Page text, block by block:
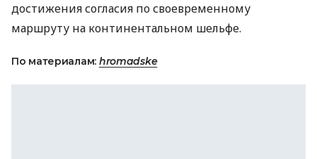
достижения согласия по своевременному
маршруту на континентальном шельфе.
По материалам: hromadske